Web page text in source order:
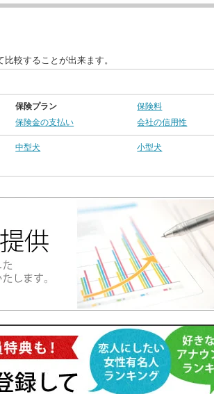
較することが出来ます。
保険プラン
保険料
保険金の支払い
会社の信用性
中型犬 小型犬